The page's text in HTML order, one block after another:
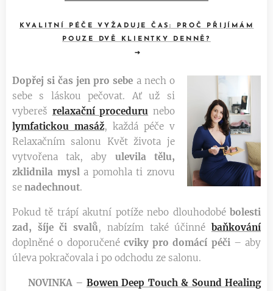
KVALITNÍ PÉČE VYŽADUJE ČAS: PROČ PŘIJÍMÁM
POUZE DVĚ KLIENTKY DENNĚ?
Dopřej si čas jen pro sebe a nech o
sebe s láskou pečovat. Ať už si
vybereš relaxační proceduru nebo
lymfatickou masáž, každá péče v
Relaxačním salonu Květ života je
vytvořena tak, aby ulevila tělu,
zklidnila mysla pomohla ti znovu
se nadechnout.
Pokud tě trápí akutní potíže nebo dlouhodobé bolesti
zad, šíje či svalů, nabízím také účinnébaňkování
doplněné o doporučené cviky pro domácí péči– aby
úleva pokračovala i po odchodu ze salonu.
NOVINKA – Bowen Deep Touch & Sound Healing